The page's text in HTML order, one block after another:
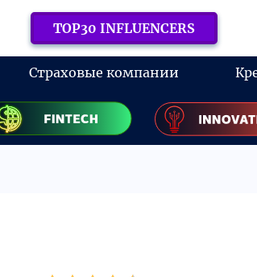
TOP30 INFLUENCERS
Страховые компании